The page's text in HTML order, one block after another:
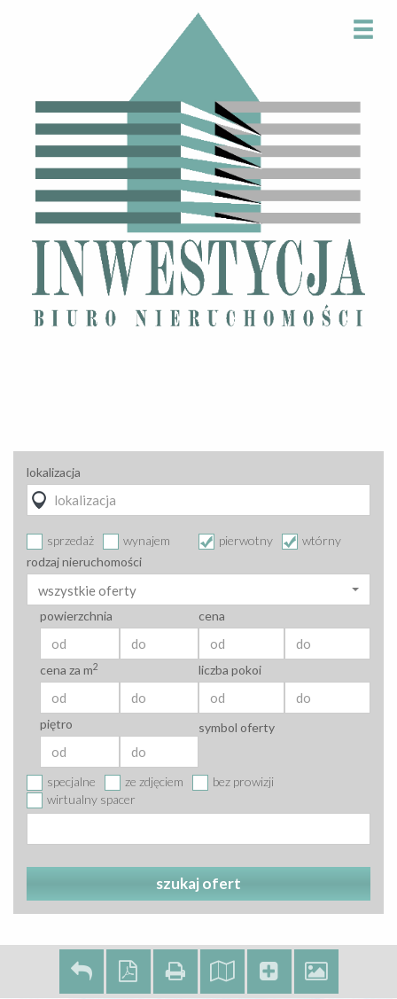
lokalizacja
sprzedaż wynajem pierwotny
wtórny
rodzaj nieruchomości
wszystkie oferty
powierzchnia cena
cena za m2 liczba pokoi
piętro
specjalne ze zdjęciem
bez prowizji
wirtualny spacer
symbol oferty
szukaj ofert